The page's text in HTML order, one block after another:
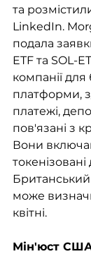
та
LinkedIn.
подала
ETF та SOL-
компанії
платформи,
платежі,
пов'язані з
Вони
Британський
може
квітні.
Мін'юст США